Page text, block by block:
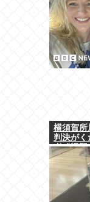
横須賀所
判決がく
者「辺野